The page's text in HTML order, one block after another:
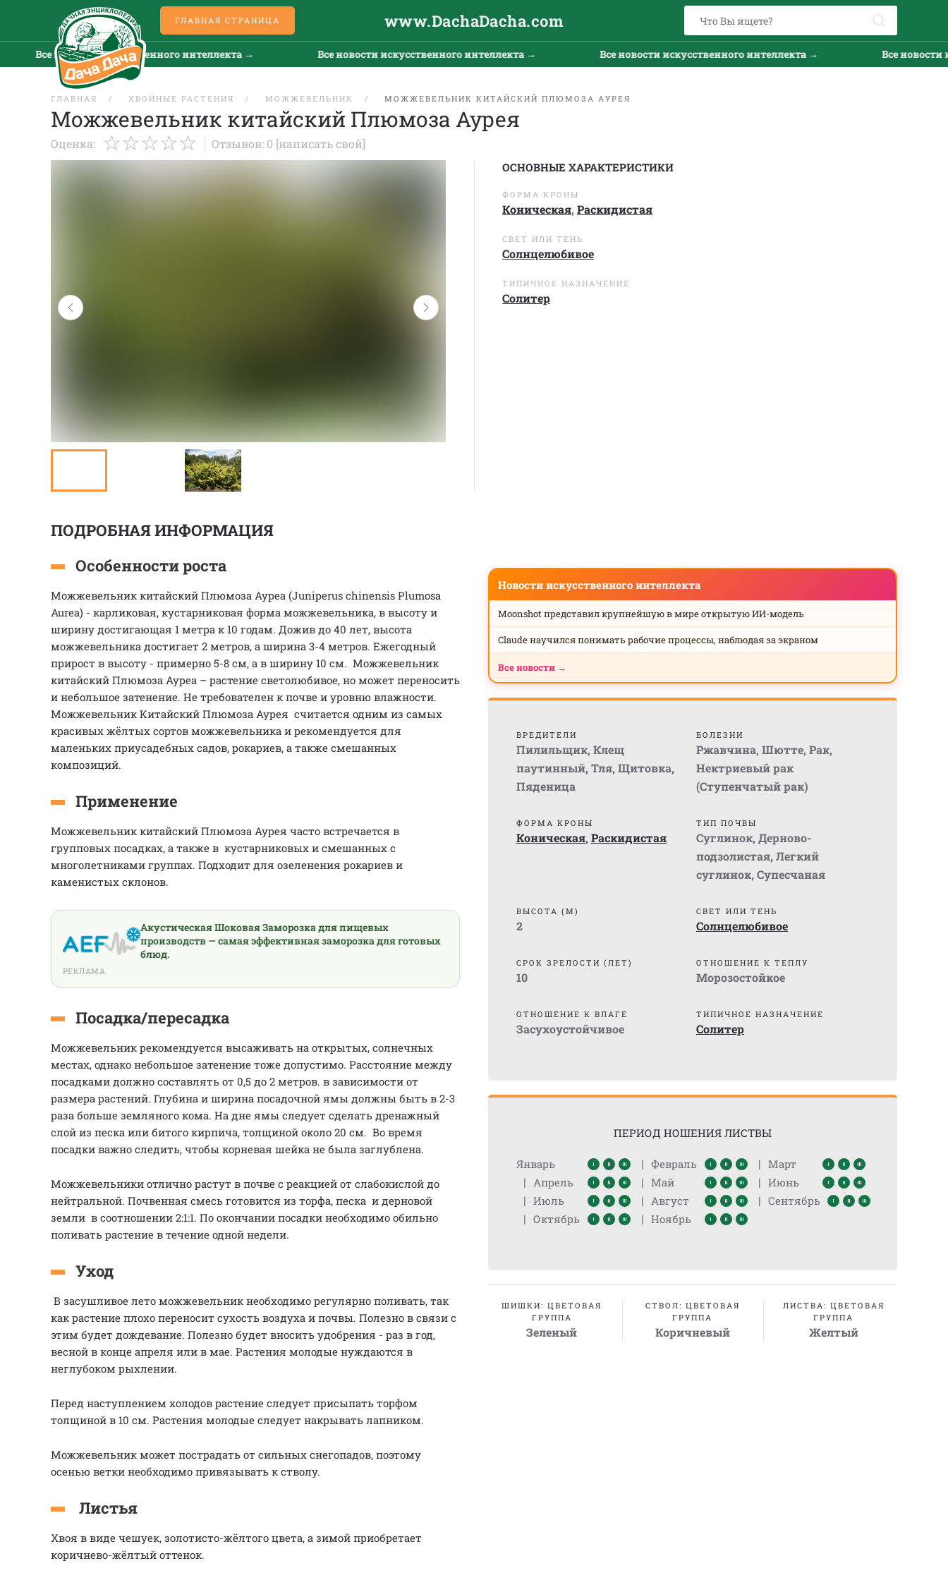
ГЛАВНАЯ СТРАНИЦА www.DachaDacha.com
Все новости искусственного интеллекта → Все новости искусственного интеллекта → Все новости искусственного интеллекта → Все новости
ГЛАВНАЯ ХВОЙНЫЕ РАСТЕНИЯ МОЖЖЕВЕЛЬНИК МОЖЖЕВЕЛЬНИК КИТАЙСКИЙ ПЛЮМОЗА АУРЕЯ
Можжевельник китайский Плюмоза Аурея
Оценка: Отзывов: 0 [написать свой]
ОСНОВНЫЕ ХАРАКТЕРИСТИКИ
ФОРМА КРОНЫ
Коническая, Раскидистая
СВЕТ ИЛИ ТЕНЬ
Солнцелюбивое
ТИПИЧНОЕ НАЗНАЧЕНИЕ
Солитер
ПОДРОБНАЯ ИНФОРМАЦИЯ
Особенности роста
Можжевельник китайский Плюмоза Ауреа (Juniperus chinensis Plumosa
Aurea) - карликовая, кустарниковая форма можжевельника, в высоту и
ширину достигающая 1 метра к 10 годам. Дожив до 40 лет, высота
можжевельника достигает 2 метров, а ширина 3-4 метров. Ежегодный
прирост в высоту - примерно 5-8 см, а в ширину 10 см. Можжевельник
китайский Плюмоза Ауреа – растение светолюбивое, но может переносить
и небольшое затенение. Не требователен к почве и уровню влажности.
Можжевельник Китайский Плюмоза Аурея считается одним из самых
красивых жёлтых сортов можжевельника и рекомендуется для
маленьких приусадебных садов, рокариев, а также смешанных
композиций.
Применение
Можжевельник китайский Плюмоза Аурея часто встречается в
групповых посадках, а также в кустарниковых и смешанных с
многолетниками группах. Подходит для озеленения рокариев и
каменистых склонов.
Акустическая Шоковая Заморозка для пищевых
производств — самая эффективная заморозка для готовых
блюд.
РЕКЛАМА
Посадка/пересадка
Можжевельник рекомендуется высаживать на открытых, солнечных
местах, однако небольшое затенение тоже допустимо. Расстояние между
посадками должно составлять от 0,5 до 2 метров. в зависимости от
размера растений. Глубина и ширина посадочной ямы должны быть в 2-3
раза больше земляного кома. На дне ямы следует сделать дренажный
слой из песка или битого кирпича, толщиной около 20 см. Во время
посадки важно следить, чтобы корневая шейка не была заглублена.
Можжевельники отлично растут в почве с реакцией от слабокислой до
нейтральной. Почвенная смесь готовится из торфа, песка и дерновой
земли в соотношении 2:1:1. По окончании посадки необходимо обильно
поливать растение в течение одной недели.
Уход
В засушливое лето можжевельник необходимо регулярно поливать, так
как растение плохо переносит сухость воздуха и почвы. Полезно в связи с
этим будет дождевание. Полезно будет вносить удобрения - раз в год,
весной в конце апреля или в мае. Растения молодые нуждаются в
неглубоком рыхлении.
Перед наступлением холодов растение следует присыпать торфом
толщиной в 10 см. Растения молодые следует накрывать лапником.
Можжевельник может пострадать от сильных снегопадов, поэтому
осенью ветки необходимо привязывать к стволу.
Листья
Хвоя в виде чешуек, золотисто-жёлтого цвета, а зимой приобретает
коричнево-жёлтый оттенок.
Новости искусственного интеллекта
Moonshot представил крупнейшую в мире открытую ИИ-модель
Claude научился понимать рабочие процессы, наблюдая за экраном
Все новости →
ВРЕДИТЕЛИ
Пилильщик, Клещ
паутинный, Тля, Щитовка,
Пяденица
БОЛЕЗНИ
Ржавчина, Шютте, Рак,
Нектриевый рак
(Ступенчатый рак)
ФОРМА КРОНЫ
Коническая, Раскидистая
ТИП ПОЧВЫ
Суглинок, Дерново-
подзолистая, Легкий
суглинок, Супесчаная
ВЫСОТА (М)
2
СВЕТ ИЛИ ТЕНЬ
Солнцелюбивое
СРОК ЗРЕЛОСТИ (ЛЕТ)
10
ОТНОШЕНИЕ К ТЕПЛУ
Морозостойкое
ОТНОШЕНИЕ К ВЛАГЕ
Засухоустойчивое
ТИПИЧНОЕ НАЗНАЧЕНИЕ
Солитер
ПЕРИОД НОШЕНИЯ ЛИСТВЫ
Январь | Февраль | Март
| Апрель | Май | Июнь
| Июль | Август | Сентябрь
| Октябрь | Ноябрь
ШИШКИ: ЦВЕТОВАЯ
ГРУППА
Зеленый
СТВОЛ: ЦВЕТОВАЯ
ГРУППА
Коричневый
ЛИСТВА: ЦВЕТОВАЯ
ГРУППА
Желтый